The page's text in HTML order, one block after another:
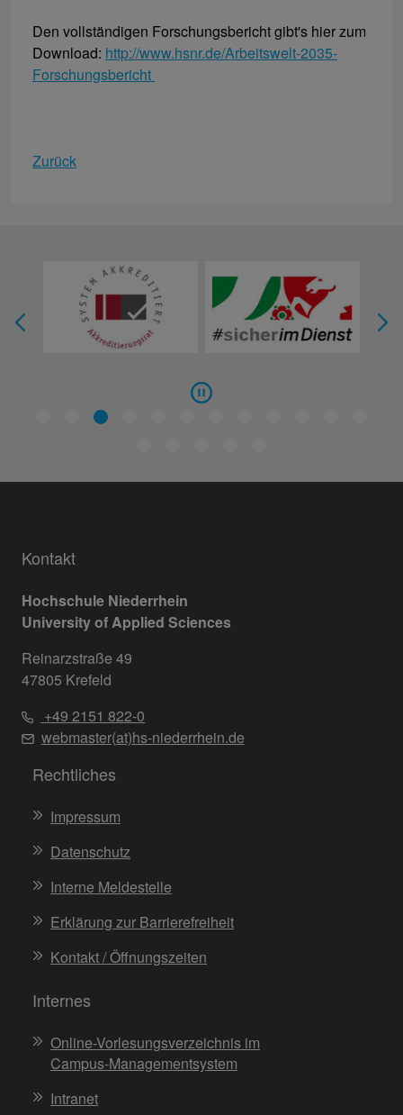
Den vollständigen Forschungsbericht gibt's hier zum
Download: http://www.hsnr.de/Arbeitswelt-2035-
Forschungsbericht
Zurück
Kontakt
Hochschule Niederrhein
University of Applied Sciences
Reinarzstraße 49
47805 Krefeld
+49 2151 822-0
webmaster(at)hs-niederrhein.de
Rechtliches
Impressum
Datenschutz
Interne Meldestelle
Erklärung zur Barrierefreiheit
Kontakt / Öffnungszeiten
Internes
Online-Vorlesungsverzeichnis im
Campus-Managementsystem
Intranet